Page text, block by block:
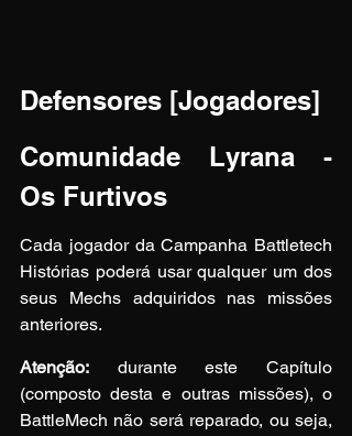
Defensores [Jogadores]
Comunidade Lyrana -
Os Furtivos
Cada jogador da Campanha Battletech
Histórias poderá usar qualquer um dos
seus Mechs adquiridos nas missões
anteriores.
Atenção: durante este Capítulo
(composto desta e outras missões), o
BattleMech não será reparado, ou seja,